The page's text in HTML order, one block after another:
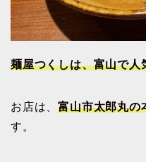
麺屋つくしは、富山で人
お店は、富山市太郎丸の
す。